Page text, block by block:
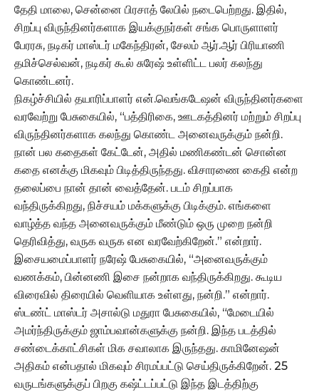
தேதி மாலை, சென்னை பிரசாத் லேபில் நடைபெற்றது. இதில்,
சிறப்பு விருந்தினர்களாக இயக்குநர்கள் சங்க பொருளாளர்
பேரரசு, நடிகர் மாஸ்டர் மகேந்திரன், சேலம் ஆர்.ஆர் பிரியாணி
தமிச்செல்வன், நடிகர் கூல் சுரேஷ் உள்ளிட்ட பலர் கலந்து
கொண்டனர்.
நிகழ்ச்சியில் தயாரிப்பாளர் என்.வெங்கடேஷன் விருந்தினர்களை
வரவேற்று பேசுகையில், “பத்திரிகை, ஊடகத்தினர் மற்றும் சிறப்பு
விருந்தினர்களாக கலந்து கொண்ட அனைவருக்கும் நன்றி.
நான் பல கதைகள் கேட்டேன், அதில் மணிகண்டன் சொன்ன
கதை எனக்கு மிகவும் பிடித்திருந்தது. விசாரணை கைதி என்ற
தலைப்பை நான் தான் வைத்தேன். படம் சிறப்பாக
வந்திருக்கிறது, நிச்சயம் மக்களுக்கு பிடிக்கும். எங்களை
வாழ்த்த வந்த அனைவருக்கும் மீண்டும் ஒரு முறை நன்றி
தெரிவித்து, வருக வருக என வரவேற்கிறேன்.” என்றார்.
இசையமைப்பாளர் நரேஷ் பேசுகையில், “அனைவருக்கும்
வணக்கம், பின்னணி இசை நன்றாக வந்திருக்கிறது. கூடிய
விரைவில் திரையில் வெளியாக உள்ளது, நன்றி.” என்றார்.
ஸ்டண்ட் மாஸ்டர் அசால்டு மதுரா பேசுகையில், “மேடையில்
அமர்ந்திருக்கும் ஜாம்பவான்களுக்கு நன்றி. இந்த படத்தில்
சண்டைக்காட்சிகள் மிக சவாலாக இருந்தது. காமினேஷன்
அதிகம் என்பதால் மிகவும் சிரமப்பட்டு செய்திருக்கிறேன். 25
வருடங்களுக்குப் பிறகு கஷ்ட்டப்பட்டு இந்த இடத்திற்கு